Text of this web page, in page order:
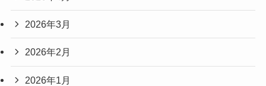
2026年3月
2026年2月
2026年1月